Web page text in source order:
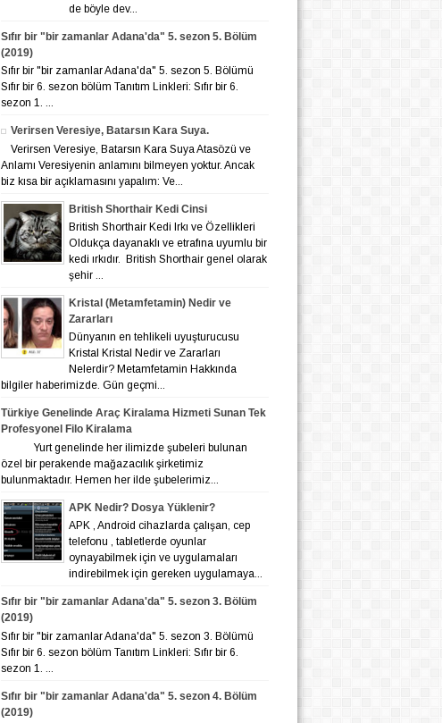
de böyle dev...
Sıfır bir "bir zamanlar Adana'da" 5. sezon 5. Bölüm
(2019)
Sıfır bir "bir zamanlar Adana'da" 5. sezon 5. Bölümü
Sıfır bir 6. sezon bölüm Tanıtım Linkleri: Sıfır bir 6.
sezon 1. ...
Verirsen Veresiye, Batarsın Kara Suya.
Verirsen Veresiye, Batarsın Kara Suya Atasözü ve
Anlamı Veresiyenin anlamını bilmeyen yoktur. Ancak
biz kısa bir açıklamasını yapalım: Ve...
British Shorthair Kedi Cinsi
British Shorthair Kedi Irkı ve Özellikleri
Oldukça dayanaklı ve etrafına uyumlu bir
kedi ırkıdır. British Shorthair genel olarak
şehir ...
Kristal (Metamfetamin) Nedir ve
Zararları
Dünyanın en tehlikeli uyuşturucusu
Kristal Kristal Nedir ve Zararları
Nelerdir? Metamfetamin Hakkında
bilgiler haberimizde. Gün geçmi...
Türkiye Genelinde Araç Kiralama Hizmeti Sunan Tek
Profesyonel Filo Kiralama
Yurt genelinde her ilimizde şubeleri bulunan
özel bir perakende mağazacılık şirketimiz
bulunmaktadır. Hemen her ilde şubelerimiz...
APK Nedir? Dosya Yüklenir?
APK , Android cihazlarda çalışan, cep
telefonu , tabletlerde oyunlar
oynayabilmek için ve uygulamaları
indirebilmek için gereken uygulamaya...
Sıfır bir "bir zamanlar Adana'da" 5. sezon 3. Bölüm
(2019)
Sıfır bir "bir zamanlar Adana'da" 5. sezon 3. Bölümü
Sıfır bir 6. sezon bölüm Tanıtım Linkleri: Sıfır bir 6.
sezon 1. ...
Sıfır bir "bir zamanlar Adana'da" 5. sezon 4. Bölüm
(2019)